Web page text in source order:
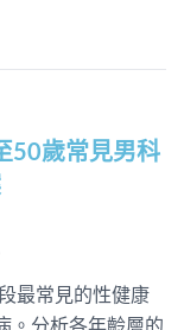
50歲常見男科
最常見的性健康